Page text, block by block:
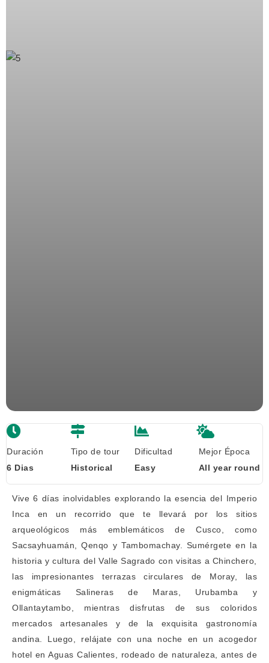
Duración
6 Dias
Tipo de tour
Historical
Dificultad
Easy
Mejor Época
All year round
Vive 6 días inolvidables explorando la esencia del Imperio
Inca en un recorrido que te llevará por los sitios
arqueológicos más emblemáticos de Cusco, como
Sacsayhuamán, Qenqo y Tambomachay. Sumérgete en la
historia y cultura del Valle Sagrado con visitas a Chinchero,
las impresionantes terrazas circulares de Moray, las
enigmáticas Salineras de Maras, Urubamba y
Ollantaytambo, mientras disfrutas de sus coloridos
mercados artesanales y de la exquisita gastronomía
andina. Luego, relájate con una noche en un acogedor
hotel en Aguas Calientes, rodeado de naturaleza, antes de